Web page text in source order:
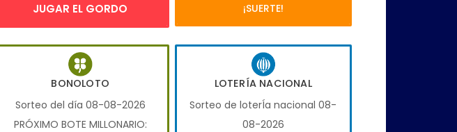
JUGAR EL GORDO ¡SUERTE!
BONOLOTO
Sorteo del día 08-08-2026
PRÓXIMO BOTE MILLONARIO:
LOTERÍA NACIONAL
Sorteo de loterÍa nacional 08-
08-2026